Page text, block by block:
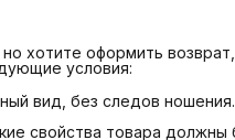
но хотите оформить
условия:
вид, без следов ношения.
свойства товара должны